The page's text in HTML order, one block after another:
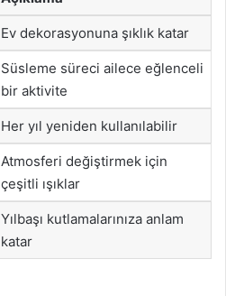
Ev dekorasyonuna şıklık katar
Süsleme süreci ailece eğlenceli
bir aktivite
Her yıl yeniden kullanılabilir
Atmosferi değiştirmek için
çeşitli ışıklar
Yılbaşı kutlamalarınıza anlam
katar